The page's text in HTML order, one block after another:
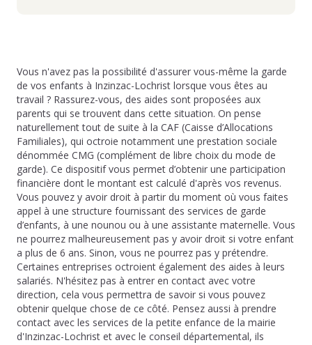
Vous n'avez pas la possibilité d'assurer vous-même la garde
de vos enfants à Inzinzac-Lochrist lorsque vous êtes au
travail ? Rassurez-vous, des aides sont proposées aux
parents qui se trouvent dans cette situation. On pense
naturellement tout de suite à la CAF (Caisse d’Allocations
Familiales), qui octroie notamment une prestation sociale
dénommée CMG (complément de libre choix du mode de
garde). Ce dispositif vous permet d’obtenir une participation
financière dont le montant est calculé d'après vos revenus.
Vous pouvez y avoir droit à partir du moment où vous faites
appel à une structure fournissant des services de garde
d’enfants, à une nounou ou à une assistante maternelle. Vous
ne pourrez malheureusement pas y avoir droit si votre enfant
a plus de 6 ans. Sinon, vous ne pourrez pas y prétendre.
Certaines entreprises octroient également des aides à leurs
salariés. N'hésitez pas à entrer en contact avec votre
direction, cela vous permettra de savoir si vous pouvez
obtenir quelque chose de ce côté. Pensez aussi à prendre
contact avec les services de la petite enfance de la mairie
d'Inzinzac-Lochrist et avec le conseil départemental, ils